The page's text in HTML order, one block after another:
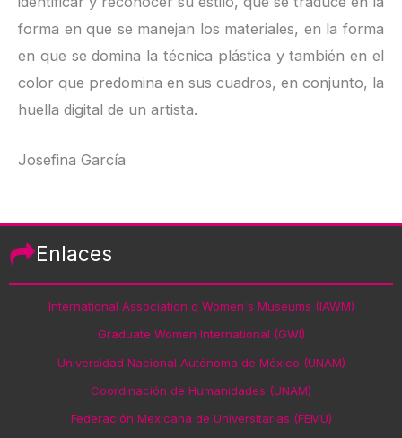
forma en que se manejan los materiales, en la forma
en que se domina la técnica plástica y también en el
color que predomina en sus cuadros, en conjunto, la
huella digital de un artista.
Josefina García
Enlaces
International Association o Women´s Museums (IAWM)
Graduate Women International (GWI)
Universidad Nacional Autónoma de México (UNAM)
Coordinación de Humanidades (UNAM)
Federación Mexicana de Universitarias (FEMU)